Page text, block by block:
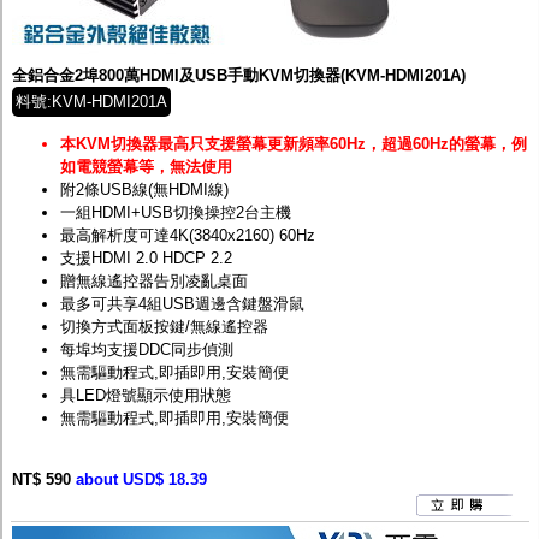
全鋁合金2埠800萬HDMI及USB手動KVM切換器(KVM-HDMI201A)
料號:KVM-HDMI201A
本KVM切換器最高只支援螢幕更新頻率60Hz，超過60Hz的螢幕，例
如電競螢幕等，無法使用
附2條USB線(無HDMI線)
一組HDMI+USB切換操控2台主機
最高解析度可達4K(3840x2160) 60Hz
支援HDMI 2.0 HDCP 2.2
贈無線遙控器告別凌亂桌面
最多可共享4組USB週邊含鍵盤滑鼠
切換方式面板按鍵/無線遙控器
每埠均支援DDC同步偵測
無需驅動程式,即插即用,安裝簡便
具LED燈號顯示使用狀態
無需驅動程式,即插即用,安裝簡便
NT$ 590 about USD$ 18.39